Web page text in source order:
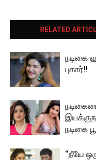
RELATED
நடிகை
புகார்!!
நடிகை
“நீயே